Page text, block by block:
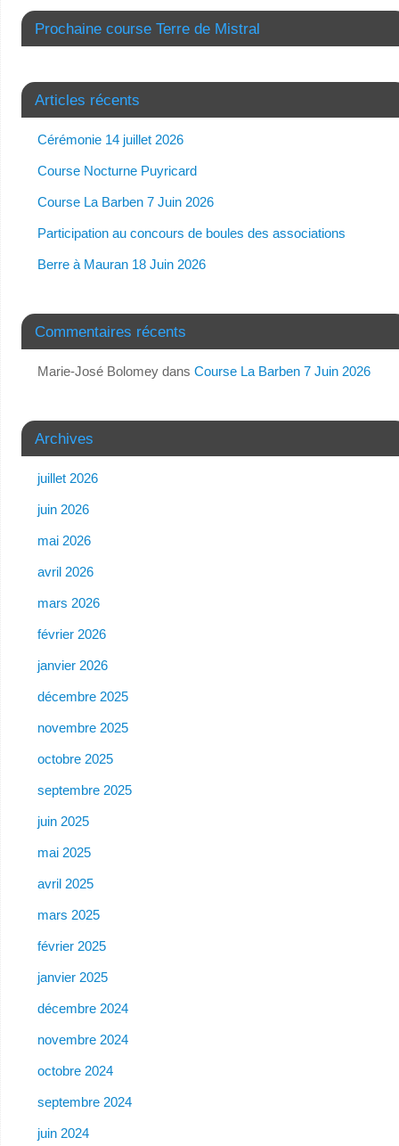
Prochaine course Terre de Mistral
Articles récents
Cérémonie 14 juillet 2026
Course Nocturne Puyricard
Course La Barben 7 Juin 2026
Participation au concours de boules des associations
Berre à Mauran 18 Juin 2026
Commentaires récents
Marie-José Bolomeydans Course La Barben 7 Juin 2026
Archives
juillet 2026
juin 2026
mai 2026
avril 2026
mars 2026
février 2026
janvier 2026
décembre 2025
novembre 2025
octobre 2025
septembre 2025
juin 2025
mai 2025
avril 2025
mars 2025
février 2025
janvier 2025
décembre 2024
novembre 2024
octobre 2024
septembre 2024
juin 2024